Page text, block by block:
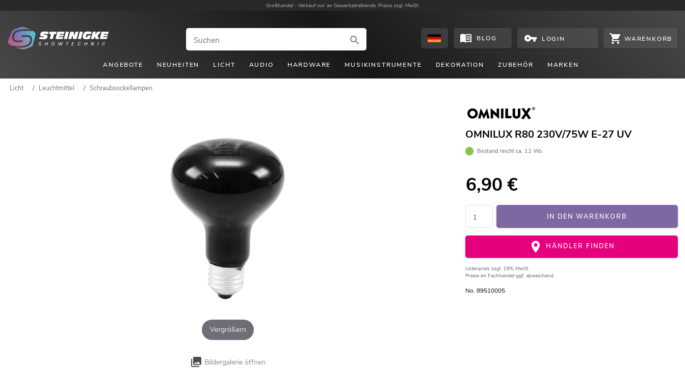
Großhandel - Verkauf nur an Gewerbetreibende. Preise zzgl. MwSt.
BLOG LOGIN WARENKORB
ANGEBOTE NEUHEITEN LICHT AUDIO HARDWARE MUSIKINSTRUMENTE DEKORATION ZUBEHÖR MARKEN
Licht / Leuchtmittel / Schraubsockellampen
Vergrößern
Bildergalerie öffnen
OMNILUX R80 230V/75W E-27 UV
Bestand reicht ca. 12 Wo.
6,90 €
IN DEN WARENKORB
HÄNDLER FINDEN
Listenpreis zzgl. 19% MwSt.
Preise im Fachhandel ggf. abweichend.
No. 89510005